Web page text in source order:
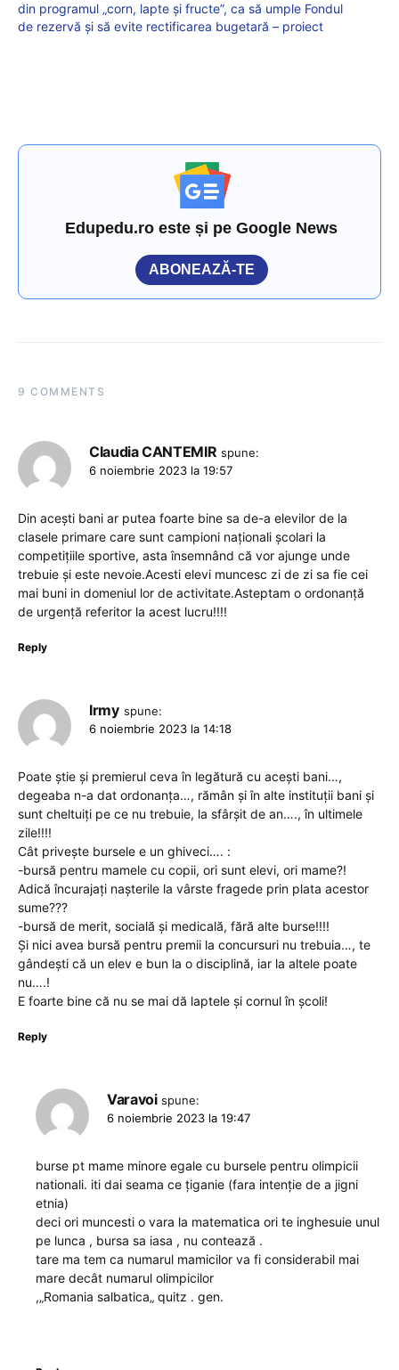
din programul „corn, lapte și fructe”, ca să umple Fondul
de rezervă și să evite rectificarea bugetară – proiect
Edupedu.ro este și pe Google News
ABONEAZĂ-TE
9 COMMENTS
Claudia CANTEMIR spune:
6 noiembrie 2023 la 19:57
Din acești bani ar putea foarte bine sa de-a elevilor de la
clasele primare care sunt campioni naționali școlari la
competițiile sportive, asta însemnând că vor ajunge unde
trebuie și este nevoie.Acesti elevi muncesc zi de zi sa fie cei
mai buni in domeniul lor de activitate.Asteptam o ordonanță
de urgență referitor la acest lucru!!!!
Reply
Irmy spune:
6 noiembrie 2023 la 14:18
Poate știe și premierul ceva în legătură cu acești bani…,
degeaba n-a dat ordonanța…, rămân și în alte instituții bani și
sunt cheltuiți pe ce nu trebuie, la sfârșit de an…., în ultimele
zile!!!!
Cât privește bursele e un ghiveci…. :
-bursă pentru mamele cu copii, ori sunt elevi, ori mame?!
Adică încurajați nașterile la vârste fragede prin plata acestor
sume???
-bursă de merit, socială și medicală, fără alte burse!!!!
Și nici avea bursă pentru premii la concursuri nu trebuia…, te
gândești că un elev e bun la o disciplină, iar la altele poate
nu….!
E foarte bine că nu se mai dă laptele și cornul în școli!
Reply
Varavoi spune:
6 noiembrie 2023 la 19:47
burse pt mame minore egale cu bursele pentru olimpicii
nationali. iti dai seama ce țiganie (fara intenție de a jigni
etnia)
deci ori muncesti o vara la matematica ori te inghesuie unul
pe lunca , bursa sa iasa , nu contează .
tare ma tem ca numarul mamicilor va fi considerabil mai
mare decât numarul olimpicilor
,„Romania salbatica„ quitz . gen.